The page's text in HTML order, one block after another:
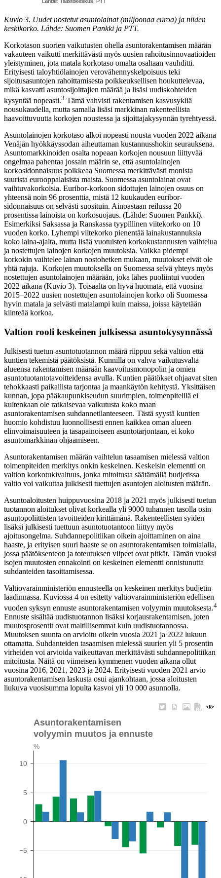
Kuvio 3. Uudet nostetut asuntolainat (miljoonaa euroa) ja niiden
keskikorko. Lähde: Suomen Pankki ja PTT.
Korkotason suorien vaikutusten ohella asuntorakentamisen määrän
vakauteen vaikutti merkittävästi myös uusien rahoitusinnovaatioiden
yleistyminen, jota matala korkotaso omalta osaltaan vauhditti.
Erityisesti taloyhtiölainojen verovähennyskelpoisuus teki
sijoitusasuntojen rahoittamisesta poikkeuksellisen houkuttelevaa,
mikä kasvatti asuntosijoittajien määrää ja lisäsi uudiskohteiden
kysyntää nopeasti.3 Tämä vahvisti rakentamisen kasvusykliä
nousukaudella, mutta samalla lisäsi markkinan rakenteellista
haavoittuvuutta korkojen noustessa ja sijoittajakysynnän tyrehtyessä.
Asuntolainojen korkotaso alkoi nopeasti nousta vuoden 2022 aikana
Venäjän hyökkäyssodan aiheuttaman kustannusshokin seurauksena.
Asuntomarkkinoiden osalta nopeaan korkojen nousuun liittyvää
ongelmaa pahentaa jossain määrin se, että asuntolainojen
korkosidonnaisuus poikkeaa Suomessa merkittävästi monista
suurista eurooppalaisista maista. Suomessa asuntolainat ovat
vaihtuvakorkoisia. Euribor-korkoon sidottujen lainojen osuus on
yhteensä noin 96 prosenttia, mistä 12 kuukauden euribor-
sidonnaisuus on selvästi suosituin. Ainoastaan reilussa 20
prosentissa lainoista on korkosuojaus. (Lähde: Suomen Pankki).
Esimerkiksi Saksassa ja Ranskassa tyypillinen viitekorko on 10
vuoden korko. Lyhempi viitekorko pienentää lainakustannuksia
koko laina-ajalta, mutta lisää vuotuisten korkokustannusten vaihtelua
ja nostettujen lainojen korkojen muutoksia. Vaikka pidempi
korkokin vaihtelee lainan nostohetken mukaan, muutokset eivät ole
yhtä rajuja. Korkojen muutoksella on Suomessa selvä yhteys myös
nostettujen asuntolainojen määrään, joka lähes puoliintui vuoden
2022 aikana (Kuvio 3). Toisaalta on hyvä huomata, että vuosina
2015–2022 uusien nostettujen asuntolainojen korko oli Suomessa
hyvin matala ja selvästi matalampi kuin maissa, joissa käytetään
kiinteää korkoa.
Valtion rooli keskeinen julkisessa asuntokysynnässä
Julkisesti tuetun asuntotuotannon määrä riippuu sekä valtion että
kuntien tekemistä päätöksistä. Kunnilla on vahva vaikutusvalta
alueensa rakentamisen määrään kaavoitusmonopolin ja omien
asuntotuotantotavoitteidensa avulla. Kuntien päätökset ohjaavat siten
tehokkaasti paikallista tarjontaa ja maankäytön kehitystä. Yksittäisen
kunnan, jopa pääkaupunkiseudun suurimpien, toimenpiteillä ei
kuitenkaan ole ratkaisevaa vaikutusta koko maan
asuntorakentamisen suhdannetilanteeseen. Tästä syystä kuntien
huomio kohdistuu luonnollisesti ennen kaikkea oman alueen
elinvoimaisuuteen ja tasapainoiseen asuntotarjontaan, ei koko
asuntomarkkinan ohjaamiseen.
Asuntorakentamisen määrän vaihtelun tasaamisen mielessä valtion
toimenpiteiden merkitys onkin keskeinen. Keskeisin elementti on
valtion korkotukivaltuus, jonka mitoitusta säätämällä budjetissa
valtio voi vaikuttaa julkisesti tuettujen asuntojen aloitusten määrän.
Asuntoaloitusten huippuvuosina 2018 ja 2021 myös julkisesti tuetun
tuotannon aloitukset olivat korkealla yli 9000 tuhannen tasolla osin
asuntopoliittisten tavoitteiden kirittämänä. Rakenteellisten syiden
lisäksi julkisesti tuettuun asuntotuotantoon liittyy myös
ajoitusongelma. Suhdannepolitiikan oikein ajoittaminen on aina
haaste, ja erityisen suuri haaste se on asuntorakentamisen toimialalla,
jossa päätöksenteon ja toteutuksen viipeet ovat pitkät. Tämän vuoksi
isojen muutosten ennakointi on keskeinen elementti onnistunutta
suhdanteiden tasoittamisessa.
Valtiovarainministeriön ennusteella on keskeinen merkitys budjetin
laadinnassa. Kuviossa 4 on esitetty valtiovarainministeriön edellisen
vuoden syksyn ennuste asuntorakentamisen volyymin muutoksesta.4
Ennuste sisältää uudistuotannon lisäksi korjausrakentamisen, joten
muutosprosentit ovat maltillisemmat kuin uudistuotannossa.
Muutoksen suunta on arvioitu oikein vuosia 2021 ja 2022 lukuun
ottamatta. Suhdanteiden tasaamisen mielessä suurien yli 5 prosentin
virheiden voi arvioida vaikeuttavan merkittävästi suhdannepolitiikan
mitoitusta. Näitä on viimeisen kymmenen vuoden aikana ollut
vuosina 2016, 2021, 2023 ja 2024. Erityisesti vuoden 2021 arvio
asuntorakentamisen laskusta osui ajankohtaan, jossa aloitusten
liukuva vuosisumma lopulta kasvoi yli 10 000 asunnolla.